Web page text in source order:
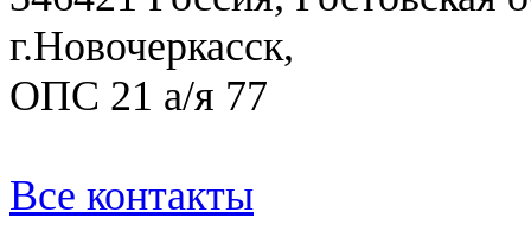
г.Новочеркасск,
ОПС 21 а/я 77
Все контакты